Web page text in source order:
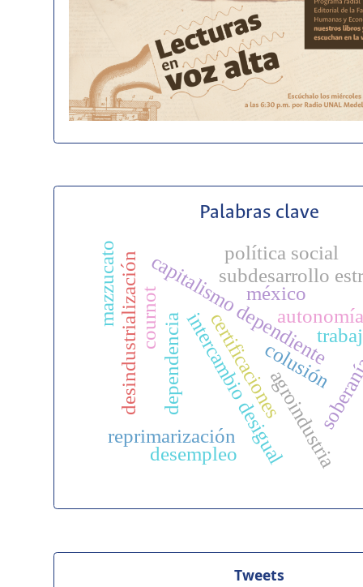
Palabras clave
capitalismo dependiente
intercambio desigual
subdesarrollo
dependencia
agroindustria
reprimarización
certificaciones
desindustrialización
política social
méxico
colusión
cournot
desempleo
mazzucato
Tweets